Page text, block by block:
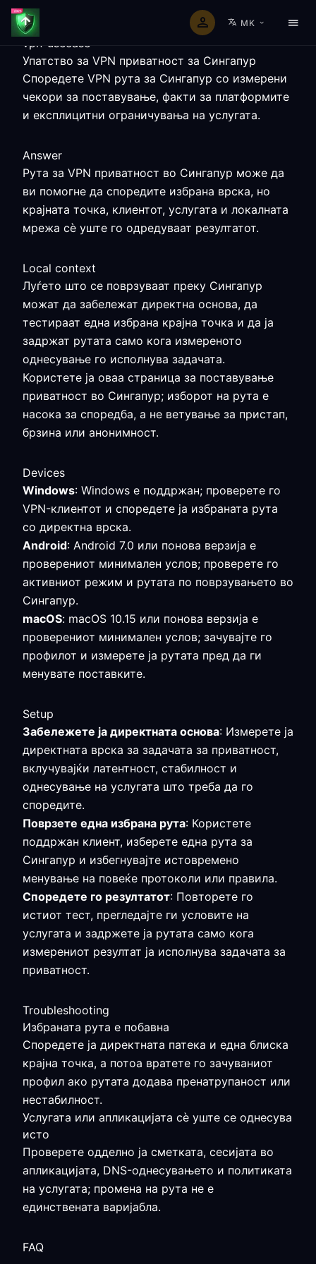
MK
vpn-usecase
Упатство за VPN приватност за Сингапур
Споредете VPN рута за Сингапур со измерени
чекори за поставување, факти за платформите
и експлицитни ограничувања на услугата.
Answer
Рута за VPN приватност во Сингапур може да
ви помогне да споредите избрана врска, но
крајната точка, клиентот, услугата и локалната
мрежа сè уште го одредуваат резултатот.
Local context
Луѓето што се поврзуваат преку Сингапур
можат да забележат директна основа, да
тестираат една избрана крајна точка и да ја
задржат рутата само кога измереното
однесување го исполнува задачата.
Користете ја оваа страница за поставување
приватност во Сингапур; изборот на рута е
насока за споредба, а не ветување за пристап,
брзина или анонимност.
Devices
Windows: Windows е поддржан; проверете го
VPN-клиентот и споредете ја избраната рута
со директна врска.
Android: Android 7.0 или понова верзија е
проверениот минимален услов; проверете го
активниот режим и рутата по поврзувањето во
Сингапур.
macOS: macOS 10.15 или понова верзија е
проверениот минимален услов; зачувајте го
профилот и измерете ја рутата пред да ги
менувате поставките.
Setup
Забележете ја директната основа: Измерете ја
директната врска за задачата за приватност,
вклучувајќи латентност, стабилност и
однесување на услугата што треба да го
споредите.
Поврзете една избрана рута: Користете
поддржан клиент, изберете една рута за
Сингапур и избегнувајте истовремено
менување на повеќе протоколи или правила.
Споредете го резултатот: Повторете го
истиот тест, прегледајте ги условите на
услугата и задржете ја рутата само кога
измерениот резултат ја исполнува задачата за
приватност.
Troubleshooting
Избраната рута е побавна
Споредете ја директната патека и една блиска
крајна точка, а потоа вратете го зачуваниот
профил ако рутата додава пренатрупаност или
нестабилност.
Услугата или апликацијата сè уште се однесува
исто
Проверете одделно ја сметката, сесијата во
апликацијата, DNS-однесувањето и политиката
на услугата; промена на рута не е
единствената варијабла.
FAQ